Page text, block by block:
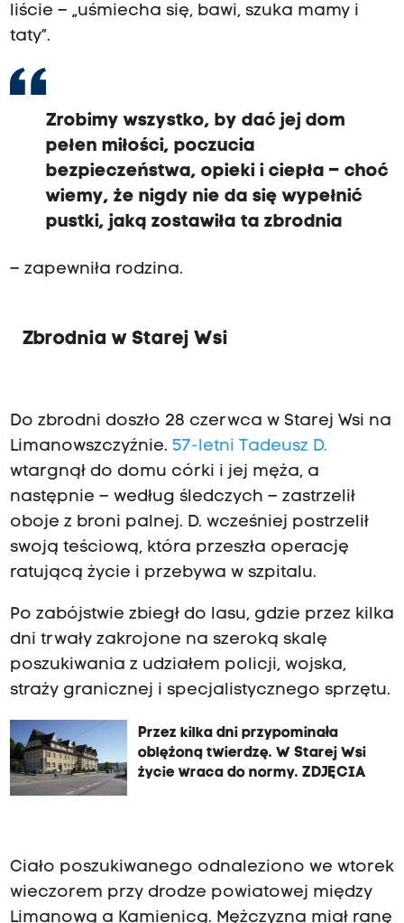
liście – „uśmiecha się, bawi, szuka mamy i
taty”.
Zrobimy wszystko, by dać jej dom
pełen miłości, poczucia
bezpieczeństwa, opieki i ciepła – choć
wiemy, że nigdy nie da się wypełnić
pustki, jaką zostawiła ta zbrodnia
– zapewniła rodzina.
Zbrodnia w Starej Wsi
Do zbrodni doszło 28 czerwca w Starej Wsi na
Limanowszczyźnie. 57-letni Tadeusz D.
wtargnął do domu córki i jej męża, a
następnie – według śledczych – zastrzelił
oboje z broni palnej. D. wcześniej postrzelił
swoją teściową, która przeszła operację
ratującą życie i przebywa w szpitalu.
Po zabójstwie zbiegł do lasu, gdzie przez kilka
dni trwały zakrojone na szeroką skalę
poszukiwania z udziałem policji, wojska,
straży granicznej i specjalistycznego sprzętu.
Przez kilka dni przypominała
oblężoną twierdzę. W Starej Wsi
życie wraca do normy. ZDJĘCIA
Ciało poszukiwanego odnaleziono we wtorek
wieczorem przy drodze powiatowej między
Limanową a Kamienicą. Mężczyzna miał ranę